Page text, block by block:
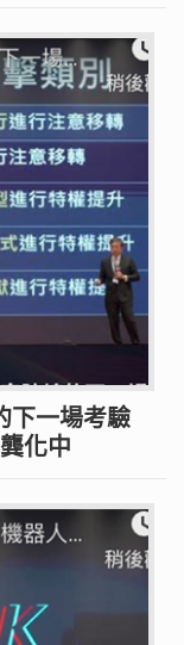
下一場考驗
化中